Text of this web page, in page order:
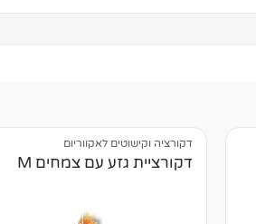
דקורציה וקישוטים לאקווריום
דקורציית גזע עם צמחים M